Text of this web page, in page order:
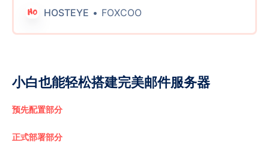
迎分享商家活动、最新产品发布、商家/行业八卦、
程推荐以及薅羊毛的方法等等内容。请发挥你的创
效信息并留下有效联系方式的投稿者，无论其投稿
随机抽取三名获奖者，每位获奖者将获得一张中介
每位获奖者将获得一张中介服务三折优惠券。 被采
HOSTEYE FOXCOO
小白也能轻松搭建完美邮件服务器
预先配置部分
正式部署部分